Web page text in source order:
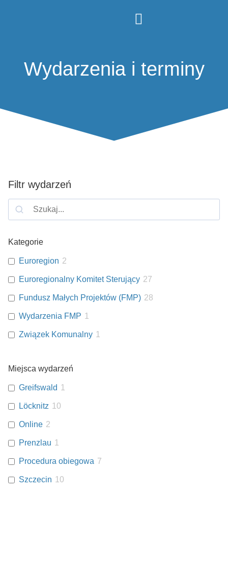
Wydarzenia i terminy
Filtr wydarzeń
Kategorie
Euroregion 2
Euroregionalny Komitet Sterujący 27
Fundusz Małych Projektów (FMP) 28
Wydarzenia FMP 1
Związek Komunalny 1
Miejsca wydarzeń
Greifswald 1
Löcknitz 10
Online 2
Prenzlau 1
Procedura obiegowa 7
Szczecin 10